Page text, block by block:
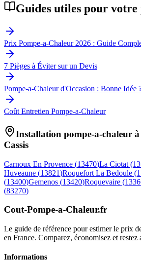
Guides utiles pour
Prix Pompe-a-Chaleur 2026 : Guide
7 Pièges à Éviter sur un Devis
Pompe-a-Chaleur d'Occasion : Bonne Idée
Coût Entretien Pompe-a-Chaleur
Installation pompe-a-chaleur
Cassis
Carnoux En Provence (13470)La Ciotat (
Huveaune (13821)Roquefort La Bedoule (
(13400)Gemenos (13420)Roquevaire (
(83270)
Cout-Pompe-a-Chaleur.fr
Le guide de référence pour estimer le prix
en France. Comparez, économisez et restez
Informations